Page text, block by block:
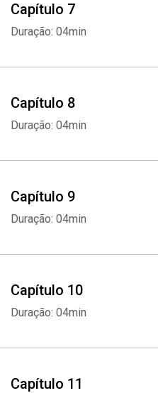
Capítulo 7
Duração: 04min
Capítulo 8
Duração: 04min
Capítulo 9
Duração: 04min
Capítulo 10
Duração: 04min
Capítulo 11